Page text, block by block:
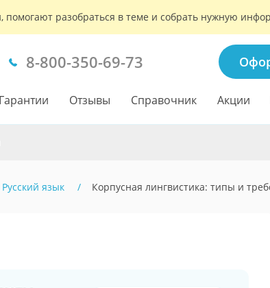
помогают разобраться в теме и собрать нужную
8-800-350-69-73
Гарантии Отзывы Справочник Акции
Русский язык Корпусная лингвистика: типы и